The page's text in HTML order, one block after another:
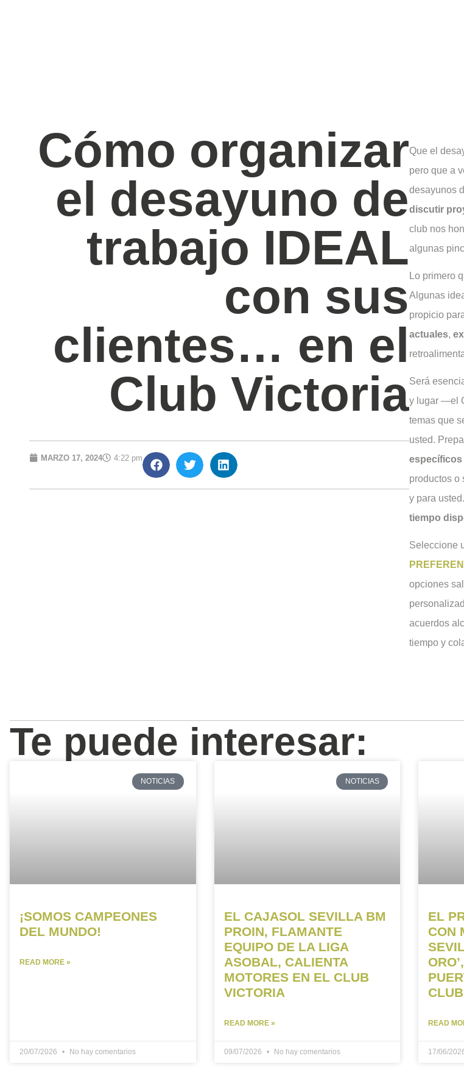
Cómo organizar
el desayuno de
trabajo IDEAL
con sus
clientes… en el
Club Victoria
MARZO 17, 2024 4:22 pm
Que el
pero que a
desayunos
discutir
club nos
algunas
Lo primero
Algunas
propicio
actuales,
Será
y lugar —el
temas que
usted.
productos o
y para
tiempo
Seleccione
opciones
acuerdos
tiempo y
Te puede interesar:
NOTICIAS
¡SOMOS CAMPEONES
DEL MUNDO!
READ MORE »
20/07/2026 No hay comentarios
NOTICIAS
EL CAJASOL SEVILLA BM
PROIN, FLAMANTE
EQUIPO DE LA LIGA
ASOBAL, CALIENTA
MOTORES EN EL CLUB
VICTORIA
READ MORE »
09/07/2026 No hay comentarios
EL
CON
READ
17/06/